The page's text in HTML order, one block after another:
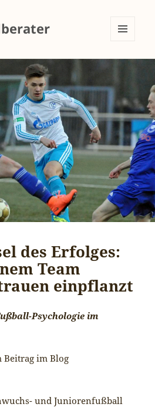
UND
des Erfolges:
Team
einpflanzt
Psychologie im
Beitrag im Blog
und Juniorenfußball